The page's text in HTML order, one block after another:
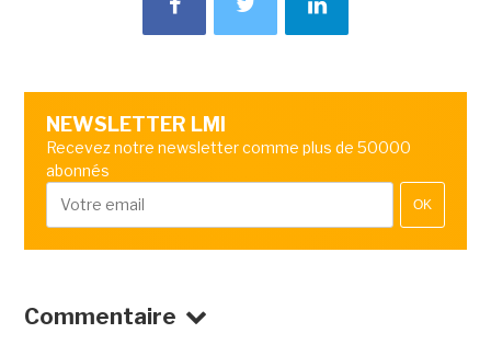
NEWSLETTER LMI
Recevez notre newsletter comme plus de 50000
abonnés
OK
Commentaire